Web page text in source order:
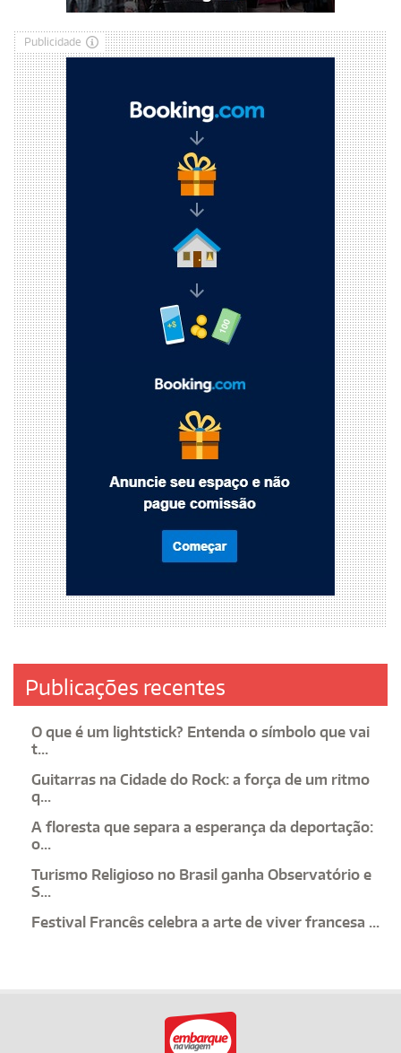
Publicidade
Publicações recentes
O que é um lightstick? Entenda o símbolo que vai
t...
Guitarras na Cidade do Rock: a força de um ritmo
q...
A floresta que separa a esperança da deportação:
o...
Turismo Religioso no Brasil ganha Observatório e
S...
Festival Francês celebra a arte de viver francesa ...